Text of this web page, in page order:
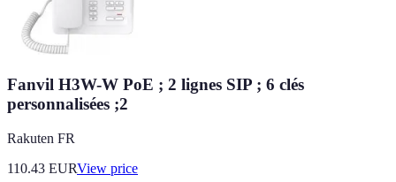
Fanvil H3W-W PoE ; 2 lignes SIP ; 6 clés
personnalisées ;2
Rakuten FR
110.43 EURView price